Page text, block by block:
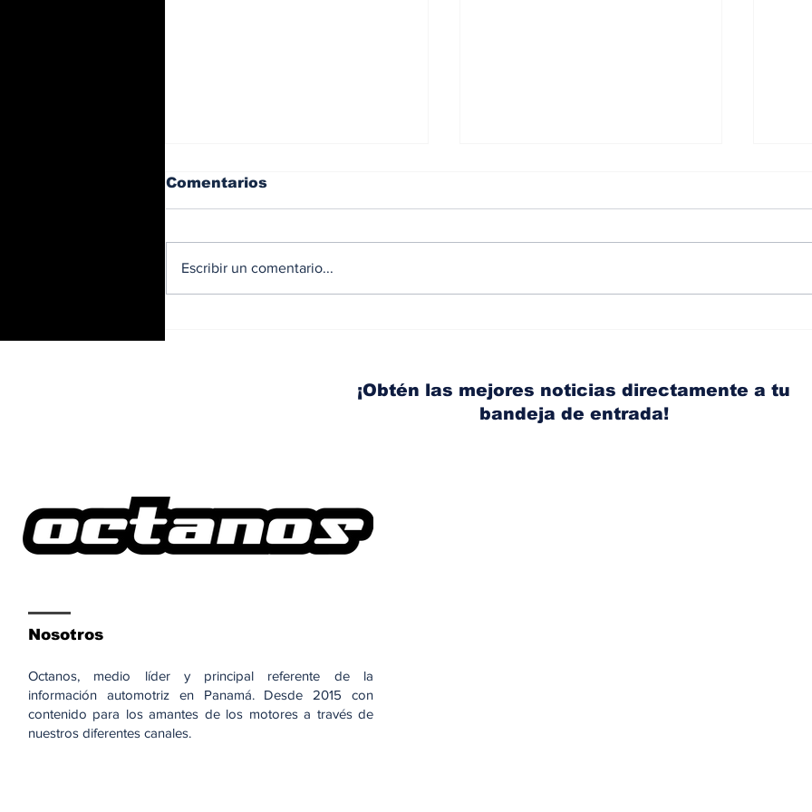
Comentarios
Escribir un comentario...
¡Obtén las mejores noticias directamente a tu
bandeja de entrada!
Nosotros
Octanos, medio líder y principal referente de la
información automotriz en Panamá. Desde 2015 con
contenido para los amantes de los motores a través de
nuestros diferentes canales.